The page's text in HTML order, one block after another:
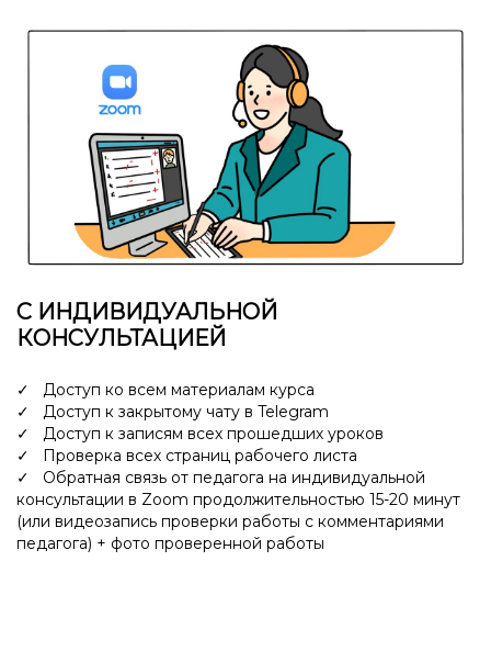
С ИНДИВИДУАЛЬНОЙ
КОНСУЛЬТАЦИЕЙ
✓ Доступ ко всем материалам курса
✓ Доступ к закрытому чату в Telegram
✓ Доступ к записям всех прошедших уроков
✓ Проверка всех страниц рабочего листа
✓ Обратная связь от педагога на индивидуальной
консультации в Zoom продолжительностью 15-20 минут
(или видеозапись проверки работы с комментариями
педагога) + фото проверенной работы